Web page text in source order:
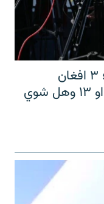
د طالبانو د بیا ځلي واک یو کال؛ ۳ افغان